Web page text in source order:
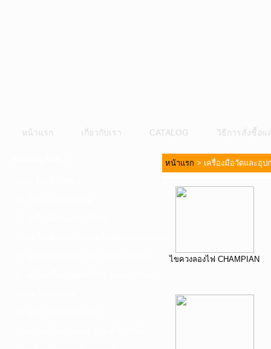
หน้าแรก เกี่ยวกับเรา CATALOG วิธีการสั่งซื้อแ
หน้าแรก > เครื่องมือวัดและอุ
ไขควงลองไฟ CHAMPIAN